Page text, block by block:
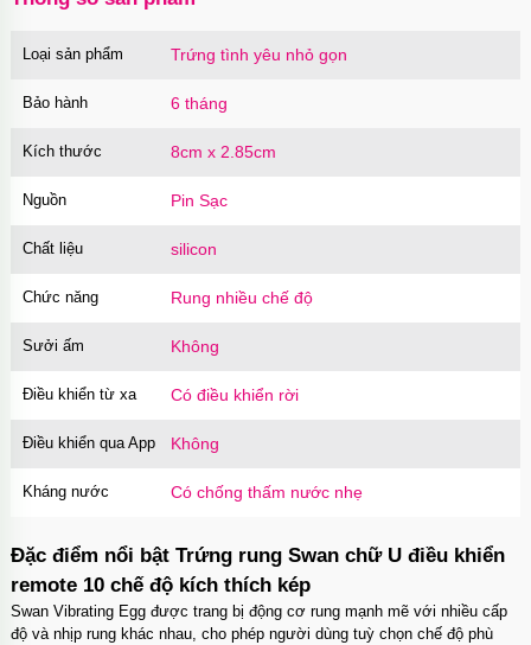
Loại sản phẩm Trứng tình yêu nhỏ gọn
Bảo hành 6 tháng
Kích thước 8cm x 2.85cm
Nguồn Pin Sạc
Chất liệu silicon
Chức năng Rung nhiều chế độ
Sưởi ấm Không
Điều khiển từ xa Có điều khiển rời
Điều khiển qua App Không
Kháng nước Có chống thấm nước nhẹ
Đặc điểm nổi bật Trứng rung Swan chữ U điều khiển
remote 10 chế độ kích thích kép
Swan Vibrating Egg được trang bị động cơ rung mạnh mẽ với nhiều cấp
độ và nhịp rung khác nhau, cho phép người dùng tuỳ chọn chế độ phù